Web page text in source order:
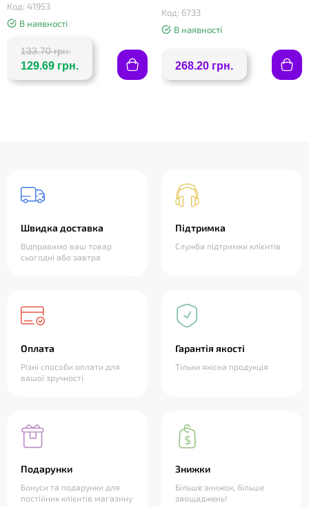
Код: 41953
В наявності
133.70 грн.
129.69 грн.
Код: 6733
В наявності
268.20 грн.
Швидка доставка
Відправимо ваш товар
сьогодні або завтра
Підтримка
Служба підтримки клієнтів
Оплата
Різні способи оплати для
вашої зручності
Гарантія якості
Тільки якісна продукція
Подарунки
Бонуси та подарунки для
постійних клієнтів магазину
Знижки
Більше знижок, більше
заощаджень!